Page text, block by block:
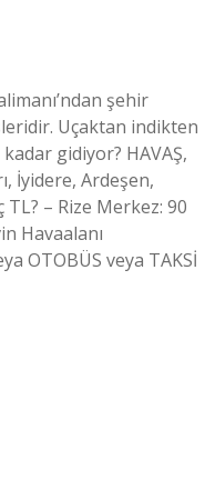
şehir
Uçaktan indikten
gidiyor? HAVAŞ,
İyidere, Ardeşen,
TL? – Rize Merkez: 90
Havaalanı
OTOBÜS veya TAKSİ